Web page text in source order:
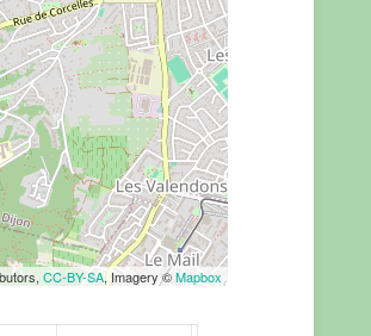
CC-BY-SA, Imagery ©Mapbox